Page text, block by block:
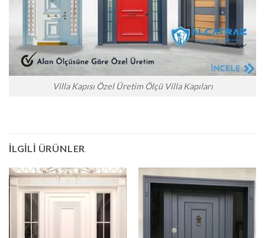
Villa Kapısı Özel Üretim Ölçü Villa Kapıları
İLGILI ÜRÜNLER